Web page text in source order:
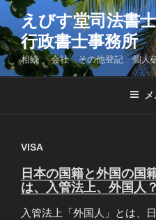
コ
ン
テ
ン
ツ
えびす堂司法書
行政書士事務所
相続 会社 その他登記 個人
VISA
日本の国籍と外国の国
は、入管法上、外国人
入管法上「外国人」とは、